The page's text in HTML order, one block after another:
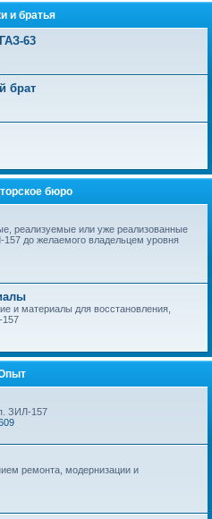
и братья
63
брат
бюро
реализуемые или уже реализованные
до желаемого владельцем уровня
и материалы для восстановления,
157
ЗИЛ-157
ремонта, модернизации и